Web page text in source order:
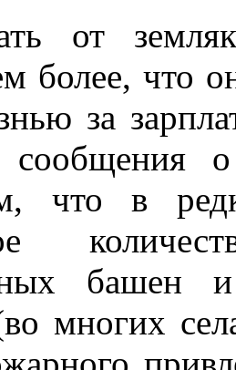
от
более, что
за
сообщения
что в
башен
многих